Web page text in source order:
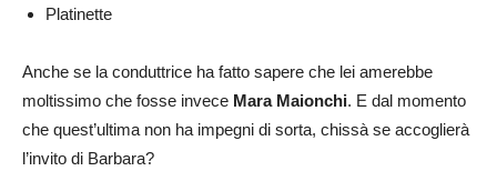
Platinette
Anche se la conduttrice ha fatto sapere che lei amerebbe
moltissimo che fosse invece Mara Maionchi. E dal momento
che quest’ultima non ha impegni di sorta, chissà se accoglierà
l’invito di Barbara?